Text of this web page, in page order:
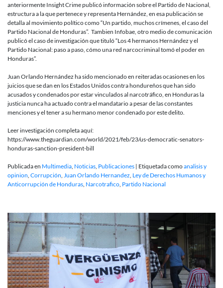
anteriormente Insight Crime publicó información sobre el Partido de Nacional,
estructura a la que pertenece y representa Hernández, en esa publicación se
detalla al movimiento político como “Un partido, muchos crímenes, el caso del
Partido Nacional de Honduras”. Tambien Infobae, otro medio de comunicación
publicó el caso de investigación que tituló “Los 4 hermanos Hernández y el
Partido Nacional: paso a paso, cómo una red narcocriminal tomó el poder en
Honduras”.
Juan Orlando Hernández ha sido mencionado en reiteradas ocasiones en los
juicios que se dan en los Estados Unidos contra hondureños que han sido
acusados y condenados por estar vinculados al narcotráfico, en Honduras la
justicia nunca ha actuado contra el mandatario a pesar de las constantes
menciones y el tener a su hermano menor condenado por este delito.
Leer investigación completa aquí:
https://www.theguardian.com/world/2021/feb/23/us-democratic-senators-
honduras-sanction-president-bill
Publicada en Multimedia Noticias Publicaciones | Etiquetada comoanalisis y
opinion Corrupción Juan Orlando Hernandez Ley de Derechos Humanos y
Anticorrupción de Honduras Narcotrafico Partido Nacional